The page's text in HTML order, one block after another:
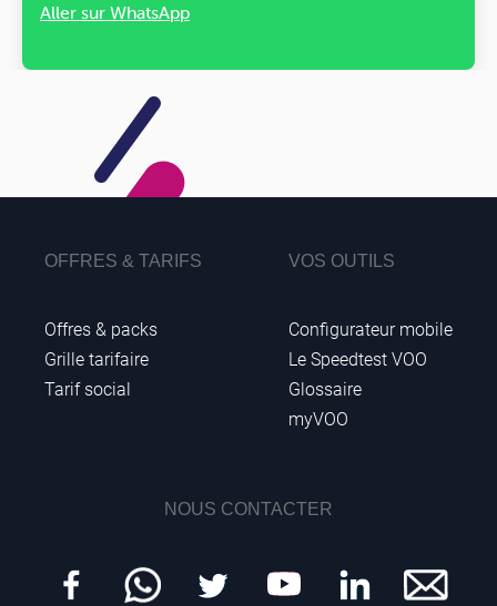
Aller sur WhatsApp
OFFRES & TARIFS
Offres & packs
Grille tarifaire
Tarif social
VOS OUTILS
Configurateur mobile
Le Speedtest VOO
Glossaire
myVOO
NOUS CONTACTER